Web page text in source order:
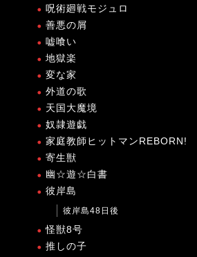
呪術廻戦モジュロ
善悪の屑
嘘喰い
地獄楽
変な家
外道の歌
天国大魔境
奴隷遊戯
家庭教師ヒットマンREBORN!
寄生獣
幽☆遊☆白書
彼岸島
彼岸島48日後
怪獣8号
推しの子